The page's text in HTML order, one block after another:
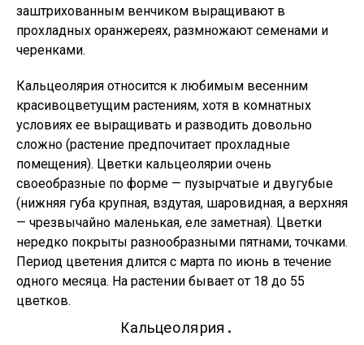
заштрихованным венчиком выращивают в
прохладных оранжереях, размножают семенами и
черенками.
Кальцеолярия относится к любимым весенним
красивоцветущим растениям, хотя в комнатных
условиях ее выращивать и разводить довольно
сложно (растение предпочитает прохладные
помещения). Цветки кальцеолярии очень
своеобразные по форме — пузырчатые и двугубые
(нижняя губа крупная, вздутая, шаровидная, а верхняя
— чрезвычайно маленькая, еле заметная). Цветки
нередко покрыты разнообразными пятнами, точками.
Период цветения длится с марта по июнь в течение
одного месяца. На растении бывает от 18 до 55
цветков.
Кальцеолярия.